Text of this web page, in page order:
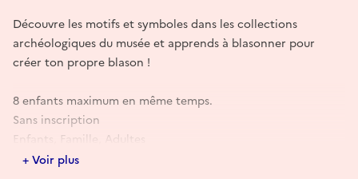
Découvre les motifs et symboles dans les collections
archéologiques du musée et apprends à blasonner pour
créer ton propre blason !
8 enfants maximum en même temps.
Sans inscription
Enfants, Famille, Adultes
+ Voir plus